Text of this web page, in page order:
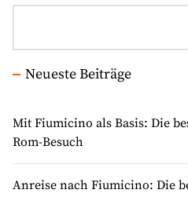
Neueste Beiträge
Mit Fiumicino als Basis: Die
Rom-Besuch
Anreise nach Fiumicino: Die